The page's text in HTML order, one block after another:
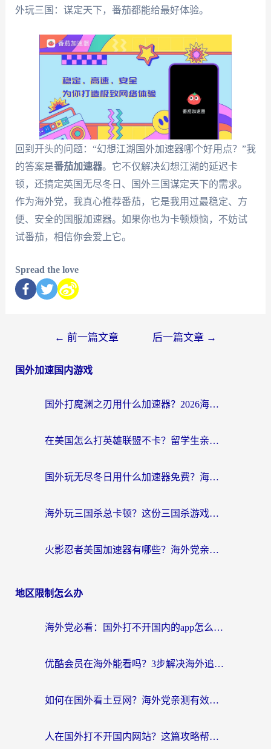
外玩三国：谋定天下，番茄都能给最好体验。
回到开头的问题：“幻想江湖国外加速器哪个好用点？”我
的答案是番茄加速器。它不仅解决幻想江湖的延迟卡
顿，还搞定英国无尽冬日、国外三国谋定天下的需求。
作为海外党，我真心推荐番茄，它是我用过最稳定、方
便、安全的国服加速器。如果你也为卡顿烦恼，不妨试
试番茄，相信你会爱上它。
Spread the love
← 前一篇文章 后一篇文章 →
国外加速国内游戏
国外打魔渊之刃用什么加速器？2026海外玩家国服游戏加速全攻略（附闪耀暖暖&复苏的魔女避坑指南）
在美国怎么打英雄联盟不卡？留学生亲测的国服游戏加速全攻略
国外玩无尽冬日用什么加速器免费？海外党国服游戏加速避坑指南
海外玩三国杀总卡顿？这份三国杀游戏加速器指南帮你告别延迟烦恼
火影忍者美国加速器有哪些？海外党亲测的国服游戏加速全攻略（含菲律宾玩三国之刃守望黎明技巧）
地区限制怎么办
海外党必看：国外打不开国内的app怎么办？3步解决你的乡愁
优酷会员在海外能看吗？3步解决海外追剧难题，附实测好用加速器推荐
如何在国外看土豆网？海外党亲测有效的追剧加速器选择指南
人在国外打不开国内网站？这篇攻略帮你无缝解锁国内资源（附交管12123使用技巧）